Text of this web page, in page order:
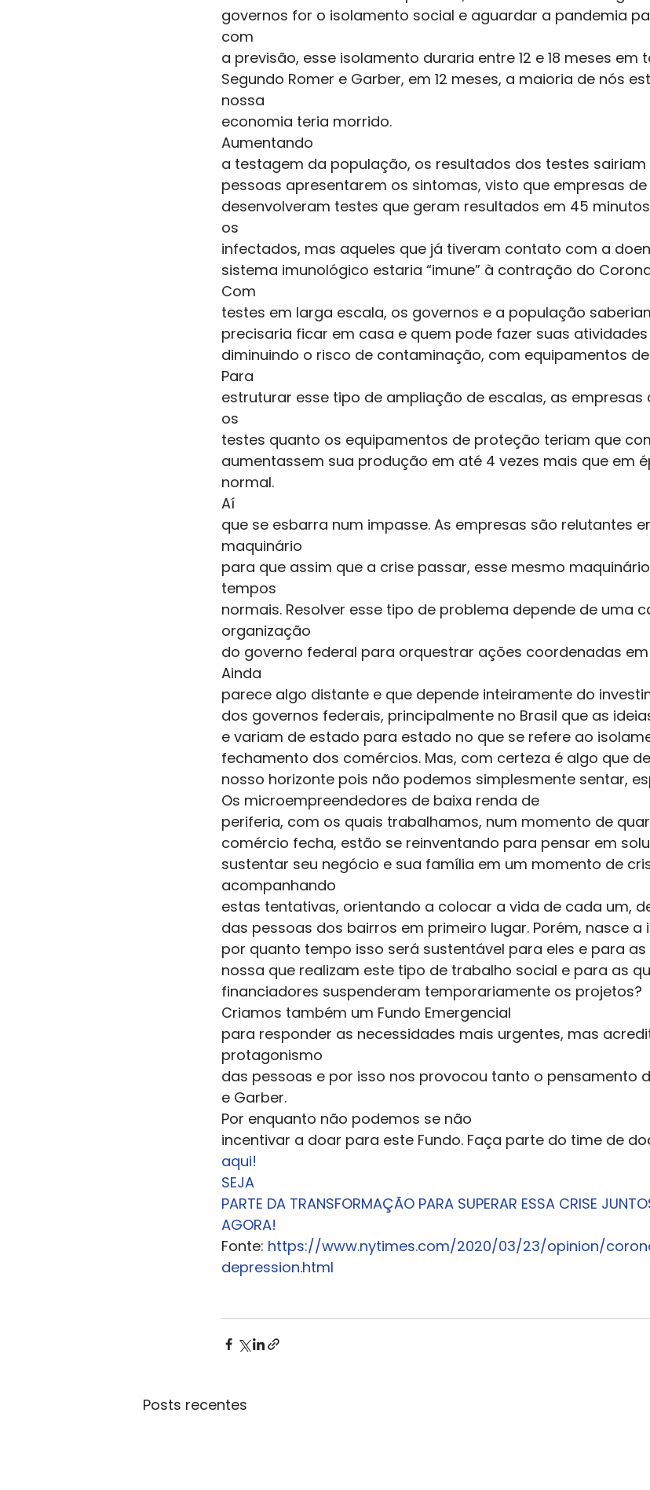
governos for o isolamento social e aguardar a pandemia
com
a previsão, esse isolamento duraria entre 12 e 18 meses em
Segundo Romer e Garber, em 12 meses, a maioria de nós
nossa
economia teria morrido.
Aumentando
a testagem da população, os resultados dos testes
pessoas apresentarem os sintomas, visto que empresas
desenvolveram testes que geram resultados em 45
os
infectados, mas aqueles que já tiveram contato com a
sistema imunológico estaria “imune” à contração do
Com
testes em larga escala, os governos e a população
precisaria ficar em casa e quem pode fazer suas
diminuindo o risco de contaminação, com equipamentos
Para
estruturar esse tipo de ampliação de escalas, as
os
testes quanto os equipamentos de proteção teriam que
aumentassem sua produção em até 4 vezes mais que em
normal.
Aí
que se esbarra num impasse. As empresas são relutantes
maquinário
para que assim que a crise passar, esse mesmo
tempos
normais. Resolver esse tipo de problema depende de uma
organização
do governo federal para orquestrar ações coordenadas
Ainda
parece algo distante e que depende inteiramente do
dos governos federais, principalmente no Brasil que as
e variam de estado para estado no que se refere ao
fechamento dos comércios. Mas, com certeza é algo que
nosso horizonte pois não podemos simplesmente sentar,
Os microempreendedores de baixa renda de
periferia, com os quais trabalhamos, num momento de
comércio fecha, estão se reinventando para pensar em
sustentar seu negócio e sua família em um momento de
acompanhando
estas tentativas, orientando a colocar a vida de cada um,
das pessoas dos bairros em primeiro lugar. Porém, nasce a
por quanto tempo isso será sustentável para eles e para
nossa que realizam este tipo de trabalho social e para as
financiadores suspenderam temporariamente os projetos?
Criamos também um Fundo Emergencial
para responder as necessidades mais urgentes, mas
protagonismo
das pessoas e por isso nos provocou tanto o pensamento
e Garber.
Por enquanto não podemos se não
incentivar a doar para este Fundo. Faça parte do time de
aqui!
SEJA
PARTE DA TRANSFORMAÇÃO PARA SUPERAR ESSA CRISE
AGORA!
Fonte: https://www.nytimes.com/2020/03/23/opinion/
depression.html
Posts recentes